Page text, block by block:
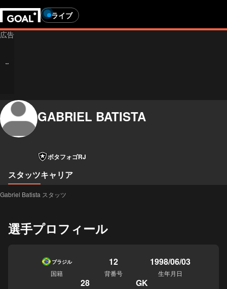
ライブ
GABRIEL BATISTA
ボタフォゴRJ
スタッツキャリア
Gabriel Batista スタッツ
選手プロフィール
ブラジル
国籍
12
背番号
1998/06/03
生年月日
28 GK